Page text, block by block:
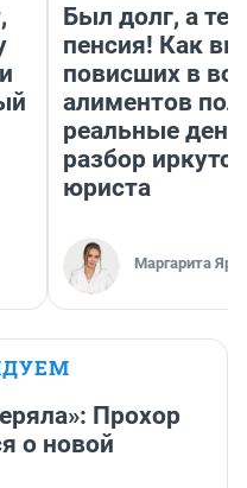
Был долг, а
пенсия! Как
повисших в
алиментов
реальные
разбор
юриста
Маргарита
Прохор
о новой